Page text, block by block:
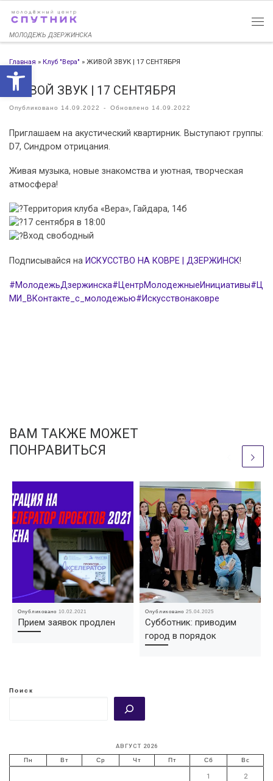
Открыть панель
Перейти к содержимому
МОЛОДЕЖЬ ДЗЕРЖИНСКА
Главная » Клуб "Вера" » ЖИВОЙ ЗВУК | 17 СЕНТЯБРЯ
ЖИВОЙ ЗВУК | 17 СЕНТЯБРЯ
Опубликовано 14.09.2022 - Обновлено 14.09.2022
Приглашаем на акустический квартирник. Выступают группы:
D7, Синдром отрицания.
Живая музыка, новые знакомства и уютная, творческая
атмосфера!
Территория клуба «Вера», Гайдара, 14б
17 сентября в 18:00
Вход свободный
Подписывайся на ИСКУССТВО НА КОВРЕ | ДЗЕРЖИНСК!
#МолодежьДзержинска#ЦентрМолодежныеИнициативы#Ц
МИ_ВКонтакте_с_молодежью#Искусствонаковре
ВАМ ТАКЖЕ МОЖЕТ
ПОНРАВИТЬСЯ
Опубликовано10.02.2021
Прием заявок продлен
Опубликовано25.04.2025
Субботник: приводим
город в порядок
Поиск
АВГУСТ 2026
Пн Вт Ср Чт Пт Сб Вс
1 2